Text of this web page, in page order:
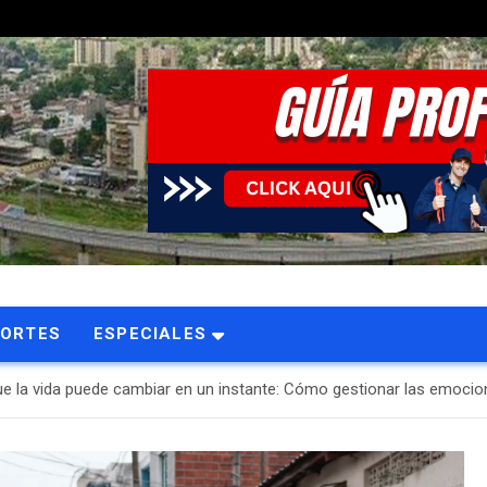
ESPECIALES
la vida puede cambiar en un instante: Cómo gestionar las